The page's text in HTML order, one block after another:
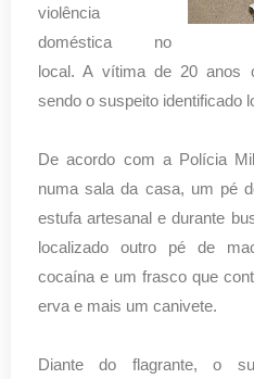
violência
doméstica no
local. A vítima de 20 anos
sendo o suspeito identificado
De acordo com a Polícia
numa sala da casa, um pé
estufa artesanal e durante
localizado outro pé de
cocaína e um frasco que
erva e mais um canivete.
Diante do flagrante, o